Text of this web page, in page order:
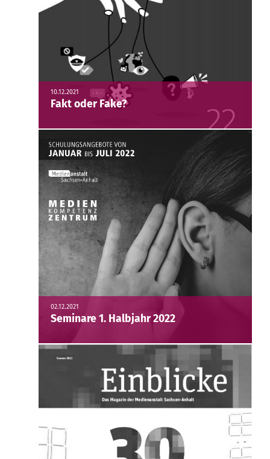
10.12.2021
Fakt oder Fake?
02.12.2021
Seminare 1. Halbjahr 2022